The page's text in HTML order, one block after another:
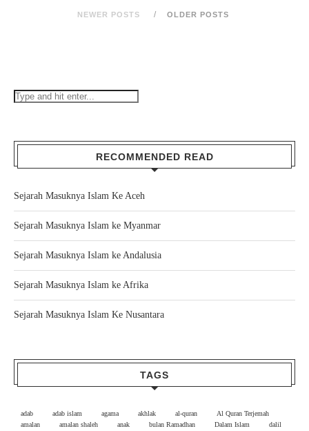
NEWER POSTS OLDER POSTS
RECOMMENDED READ
Sejarah Masuknya Islam Ke Aceh
Sejarah Masuknya Islam ke Myanmar
Sejarah Masuknya Islam ke Andalusia
Sejarah Masuknya Islam ke Afrika
Sejarah Masuknya Islam Ke Nusantara
TAGS
adab adab islam agama akhlak al-quran
Al Quran Terjemah
amalan
amalan shaleh anak bulan Ramadhan Dalam Islam dalil